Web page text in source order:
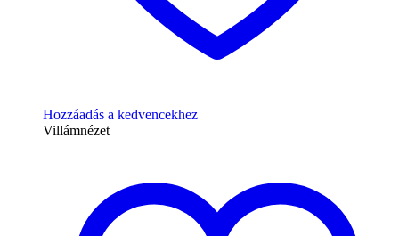
Hozzáadás a kedvencekhez
Villámnézet